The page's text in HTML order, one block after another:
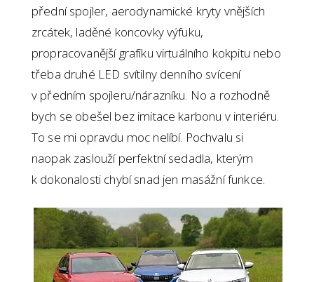
přední spojler, aerodynamické kryty vnějších
zrcátek, laděné koncovky výfuku,
propracovanější grafiku virtuálního kokpitu nebo
třeba druhé LED svítilny denního svícení
v předním spojleru/nárazníku. No a rozhodně
bych se obešel bez imitace karbonu v interiéru.
To se mi opravdu moc nelíbí. Pochvalu si
naopak zaslouží perfektní sedadla, kterým
k dokonalosti chybí snad jen masážní funkce.